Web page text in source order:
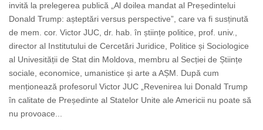
invită la prelegerea publică „Al doilea mandat al Președintelui
Donald Trump: așteptări versus perspective”, care va fi susținută
de mem. cor. Victor JUC, dr. hab. în științe politice, prof. univ.,
director al Institutului de Cercetări Juridice, Politice și Sociologice
al Univesității de Stat din Moldova, membru al Secției de Științe
sociale, economice, umanistice și arte a AȘM. După cum
menționează profesorul Victor JUC „Revenirea lui Donald Trump
în calitate de Președinte al Statelor Unite ale Americii nu poate să
nu provoace...